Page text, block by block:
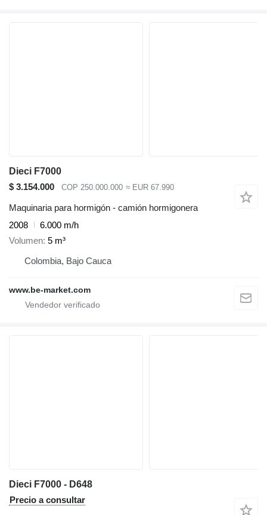
Dieci F7000
$ 3.154.000
COP 250.000.000 ≈ EUR 67.990
Maquinaria para hormigón - camión hormigonera
2008
6.000 m/h
Volumen 5 m³
Colombia, Bajo Cauca
www.be-market.com
Dieci F7000 - D648
Precio a consultar